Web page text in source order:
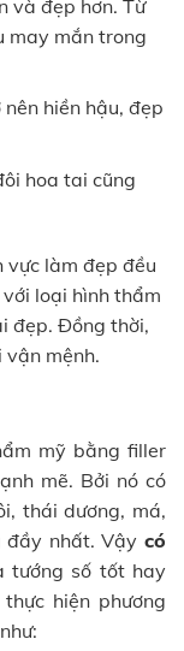
và đẹp hơn. Từ
may mắn trong
hiền hậu, đẹp
hoa tai cũng
vực làm đẹp đều
loại hình thẩm
đẹp. Đồng thời,
mệnh.
mỹ bằng filler
mẽ. Bởi nó có
thái dương, má,
đầy nhất. Vậy có
tướng số tốt hay
hiện phương